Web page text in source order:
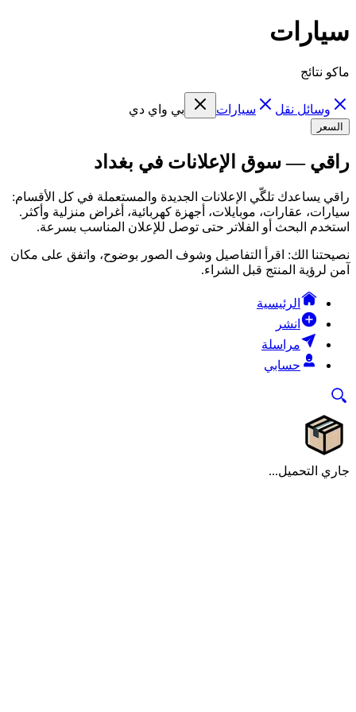
سيارات
ماكو نتائج
وسائل نقل سيارات بي واي دي
السعر
راقي — سوق الإعلانات في بغداد
راقي يساعدك تلگّي الإعلانات الجديدة والمستعملة في كل الأقسام:
سيارات، عقارات، موبايلات، أجهزة كهربائية، أغراض منزلية وأكثر.
استخدم البحث أو الفلاتر حتى توصل للإعلان المناسب بسرعة.
نصيحتنا الك: اقرأ التفاصيل وشوف الصور بوضوح، واتفق على مكان
آمن لرؤية المنتج قبل الشراء.
الرئيسية
انشر
مراسلة
حسابي
جاري التحميل...